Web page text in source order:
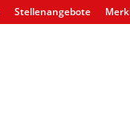
Stellenangebote